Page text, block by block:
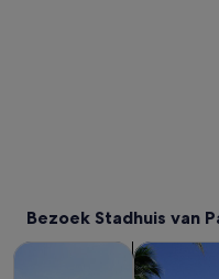
Bezoek Stadhuis van
Tours & daguitstapjes